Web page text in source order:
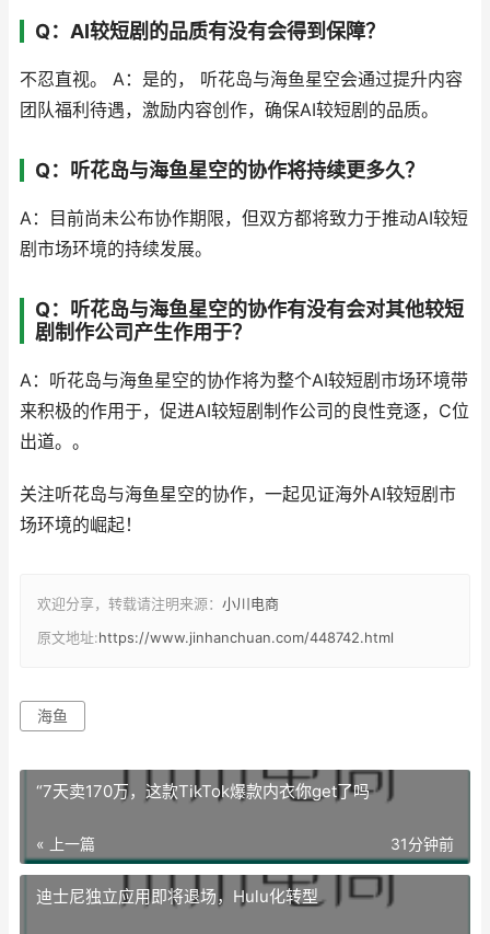
Q：AI较短剧的品质有没有会得到保障？
不忍直视。 A：是的， 听花岛与海鱼星空会通过提升内容
团队福利待遇，激励内容创作，确保AI较短剧的品质。
Q：听花岛与海鱼星空的协作将持续更多久？
A：目前尚未公布协作期限，但双方都将致力于推动AI较短
剧市场环境的持续发展。
Q：听花岛与海鱼星空的协作有没有会对其他较短
剧制作公司产生作用于？
A：听花岛与海鱼星空的协作将为整个AI较短剧市场环境带
来积极的作用于，促进AI较短剧制作公司的良性竞逐，C位
出道。。
关注听花岛与海鱼星空的协作，一起见证海外AI较短剧市
场环境的崛起！
欢迎分享，转载请注明来源： 小川电商
原文地址:https://www.jinhanchuan.com/448742.html
海鱼
“7天卖170万，这款TikTok爆款内衣你get了吗
« 上一篇 31分钟前
迪士尼独立应用即将退场，Hulu化转型